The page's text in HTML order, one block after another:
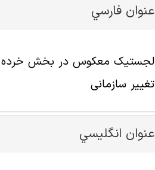
عنوان فارسي
لجستیک معکوس در بخش خرده
تغییر سازمانی
عنوان انگليسي